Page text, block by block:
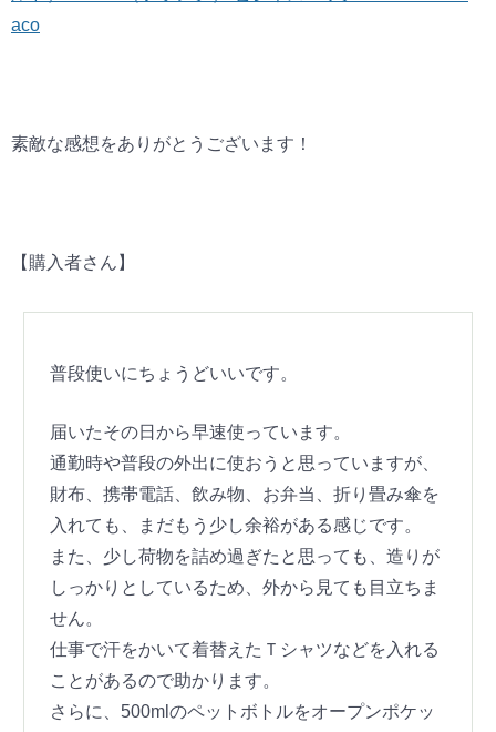
aco
素敵な感想をありがとうございます！
【購入者さん】
普段使いにちょうどいいです。
届いたその日から早速使っています。
通勤時や普段の外出に使おうと思っていますが、
財布、携帯電話、飲み物、お弁当、折り畳み傘を
入れても、まだもう少し余裕がある感じです。
また、少し荷物を詰め過ぎたと思っても、造りが
しっかりとしているため、外から見ても目立ちま
せん。
仕事で汗をかいて着替えたＴシャツなどを入れる
ことがあるので助かります。
さらに、500mlのペットボトルをオープンポケッ